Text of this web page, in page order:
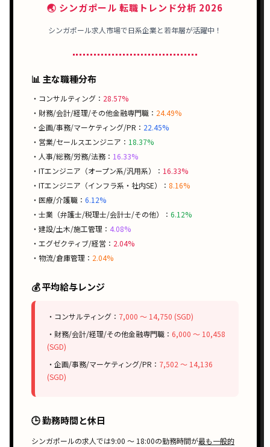
🌏 シンガポール 転職トレンド分析 2026
シンガポール求人市場で日系企業と若年層が活躍中！
📊 主な職種分布
・コンサルティング： 28.57%
・財務/会計/経理/その他金融専門職： 24.49%
・企画/事務/マーケティング/PR： 22.45%
・営業/セールスエンジニア： 18.37%
・人事/総務/労務/法務： 16.33%
・ITエンジニア（オープン系/汎用系）： 16.33%
・ITエンジニア（インフラ系・社内SE）： 8.16%
・医療/介護職： 6.12%
・士業（弁護士/税理士/会計士/その他）： 6.12%
・建設/土木/施工管理： 4.08%
・エグゼクティブ/経営： 2.04%
・物流/倉庫管理： 2.04%
💰 平均給与レンジ
・コンサルティング： 7,000 〜 14,750 (SGD)
・財務/会計/経理/その他金融専門職： 6,000 〜 10,458
(SGD)
・企画/事務/マーケティング/PR： 7,502 〜 14,136
(SGD)
🕒 勤務時間と休日
シンガポールの求人では9:00 〜 18:00の勤務時間が最も一般的